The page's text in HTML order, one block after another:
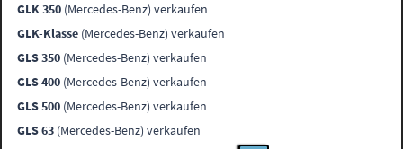
GLK 350 (Mercedes-Benz) verkaufen
GLK-Klasse (Mercedes-Benz) verkaufen
GLS 350 (Mercedes-Benz) verkaufen
GLS 400 (Mercedes-Benz) verkaufen
GLS 500 (Mercedes-Benz) verkaufen
GLS 63 (Mercedes-Benz) verkaufen